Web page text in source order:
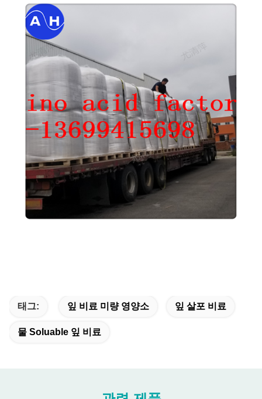
태그: 잎 비료 미량 영양소 잎 살포 비료
물 Soluable 잎 비료